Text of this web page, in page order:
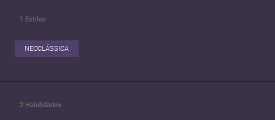
1 Estilos
NEOCLÁSSICA
2 Habilidades